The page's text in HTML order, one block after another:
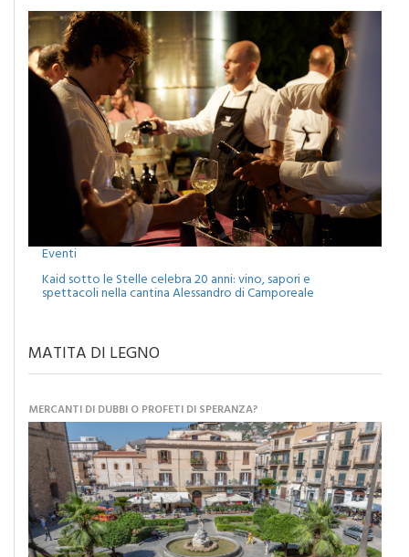
Kaid sotto le Stelle celebra 20 anni: vino, sapori e
spettacoli nella cantina Alessandro di Camporeale